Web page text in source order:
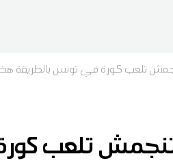
تلعب كورة في تونس بالطريقة
تلعب